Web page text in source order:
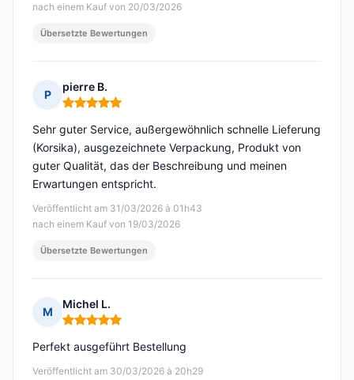
nach einem Kauf von 20/03/2026
Übersetzte Bewertungen
P
pierre B.
Hinweis: 5 von 5
Veröffentlicht am 31/03/2026 à 01h43
nach einem Kauf von 19/03/2026
Sehr guter Service, außergewöhnlich schnelle Lieferung
(Korsika), ausgezeichnete Verpackung, Produkt von
guter Qualität, das der Beschreibung und meinen
Erwartungen entspricht.
Übersetzte Bewertungen
M
Michel L.
Hinweis: 5 von 5
Veröffentlicht am 30/03/2026 à 20h29
Perfekt ausgeführt Bestellung